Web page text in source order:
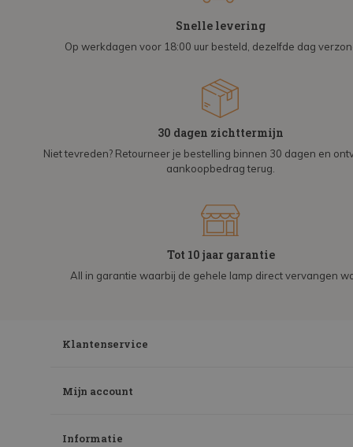
Snelle levering
Op werkdagen voor 18:00 uur besteld, dezelfde dag
30 dagen zichttermijn
Niet tevreden? Retourneer je bestelling binnen 30 dagen en
aankoopbedrag terug.
Tot 10 jaar garantie
All in garantie waarbij de gehele lamp direct vervangen
Klantenservice
Mijn account
Informatie